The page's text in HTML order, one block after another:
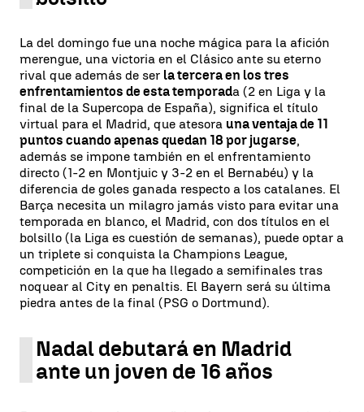
La del domingo fue una noche mágica para la afición
merengue, una victoria en el Clásico ante su eterno
rival que además de ser la tercera en los tres
enfrentamientos de esta temporada (2 en Liga y la
final de la Supercopa de España), significa el título
virtual para el Madrid, que atesora una ventaja de 11
puntos cuando apenas quedan 18 por jugarse,
además se impone también en el enfrentamiento
directo (1-2 en Montjuic y 3-2 en el Bernabéu) y la
diferencia de goles ganada respecto a los catalanes. El
Barça necesita un milagro jamás visto para evitar una
temporada en blanco, el Madrid, con dos títulos en el
bolsillo (la Liga es cuestión de semanas), puede optar a
un triplete si conquista la Champions League,
competición en la que ha llegado a semifinales tras
noquear al City en penaltis. El Bayern será su última
piedra antes de la final (PSG o Dortmund).
Nadal debutará en Madrid
ante un joven de 16 años